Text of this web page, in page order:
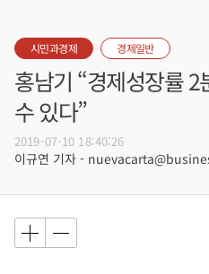
시민과경제 경제일반
홍남기 “경제성장률
수 있다”
2019-07-10 18:40:26
이규연 기자 -